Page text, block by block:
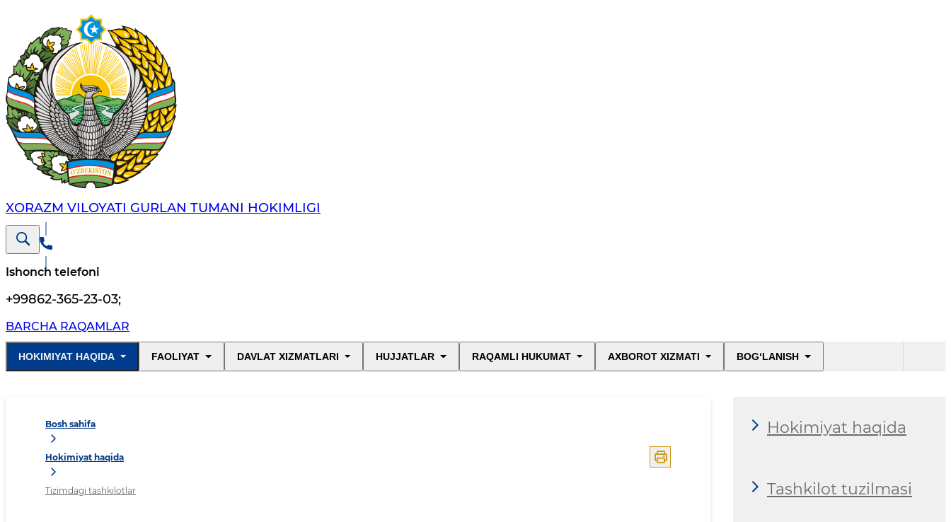
XORAZM VILOYATI GURLAN TUMANI HOKIMLIGI
Ishonch telefoni
+99862-365-23-03;
BARCHA RAQAMLAR
HOKIMIYAT HAQIDA FAOLIYAT DAVLAT XIZMATLARI HUJJATLAR RAQAMLI HUKUMAT AXBOROT XIZMATI BOG‘LANISH
Bosh sahifa
Hokimiyat haqida
Tizimdagi tashkilotlar
Hokimiyat haqida
Tashkilot tuzilmasi